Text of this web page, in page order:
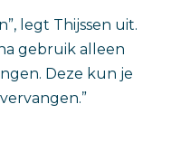
legt Thijssen uit.
gebruik alleen
Deze kun je